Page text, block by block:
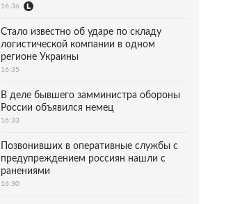
16:36
Стало известно об ударе по складу
логистической компании в одном
регионе Украины
16:35
В деле бывшего замминистра обороны
России объявился немец
16:33
Позвонивших в оперативные службы с
предупреждением россиян нашли с
ранениями
16:30